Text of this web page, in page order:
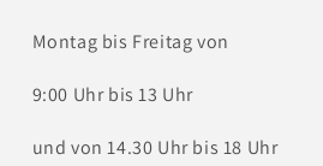
Montag bis Freitag von
9:00 Uhr bis 13 Uhr
und von 14.30 Uhr bis 18 Uhr